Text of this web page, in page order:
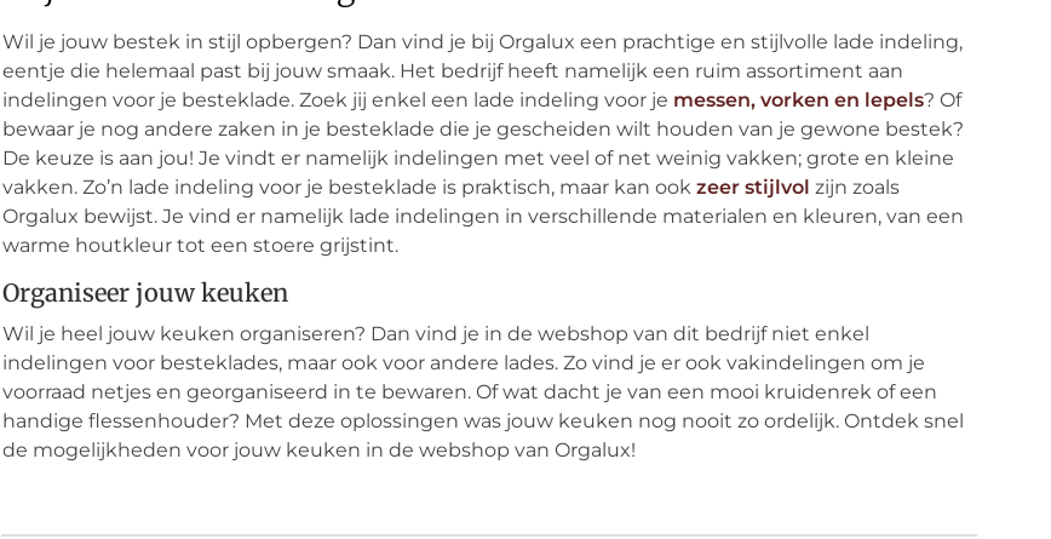
Wil je jouw bestek in stijl opbergen? Dan vind je bij Orgalux een prachtige en stijlvolle lade indeling,
eentje die helemaal past bij jouw smaak. Het bedrijf heeft namelijk een ruim assortiment aan
indelingen voor je besteklade. Zoek jij enkel een lade indeling voor je messen, vorken en lepels? Of
bewaar je nog andere zaken in je besteklade die je gescheiden wilt houden van je gewone bestek?
De keuze is aan jou! Je vindt er namelijk indelingen met veel of net weinig vakken; grote en kleine
vakken. Zo’n lade indeling voor je besteklade is praktisch, maar kan ook zeer stijlvol zijn zoals
Orgalux bewijst. Je vind er namelijk lade indelingen in verschillende materialen en kleuren, van een
warme houtkleur tot een stoere grijstint.
Organiseer jouw keuken
Wil je heel jouw keuken organiseren? Dan vind je in de webshop van dit bedrijf niet enkel
indelingen voor besteklades, maar ook voor andere lades. Zo vind je er ook vakindelingen om je
voorraad netjes en georganiseerd in te bewaren. Of wat dacht je van een mooi kruidenrek of een
handige flessenhouder? Met deze oplossingen was jouw keuken nog nooit zo ordelijk. Ontdek snel
de mogelijkheden voor jouw keuken in de webshop van Orgalux!